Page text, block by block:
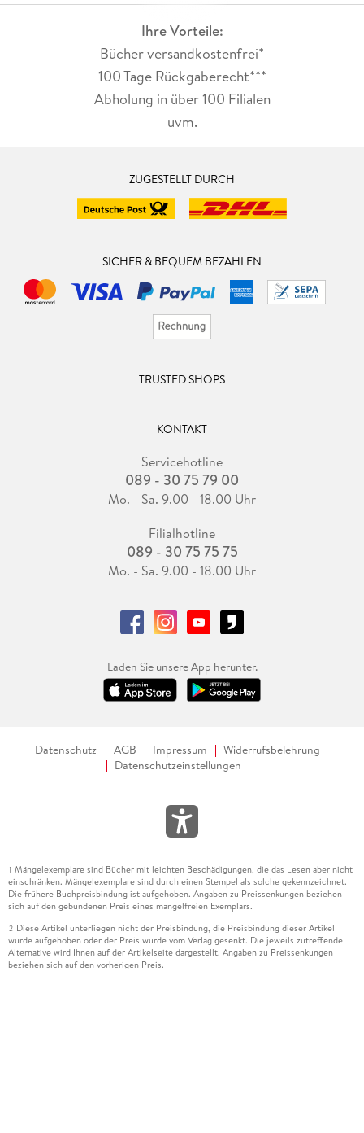
Ihre Vorteile:
Bücher versandkostenfrei*
100 Tage Rückgaberecht***
Abholung in über 100 Filialen
uvm.
ZUGESTELLT DURCH
SICHER & BEQUEM BEZAHLEN
TRUSTED SHOPS
KONTAKT
Servicehotline
089 - 30 75 79 00
Mo. - Sa. 9.00 - 18.00 Uhr
Filialhotline
089 - 30 75 75 75
Mo. - Sa. 9.00 - 18.00 Uhr
Laden Sie unsere App herunter.
Datenschutz AGB Impressum
Widerrufsbelehrung
Datenschutzeinstellungen
1 Mängelexemplare sind Bücher mit leichten Beschädigungen, die das Lesen aber nicht
einschränken. Mängelexemplare sind durch einen Stempel als solche gekennzeichnet.
Die frühere Buchpreisbindung ist aufgehoben. Angaben zu Preissenkungen beziehen
sich auf den gebundenen Preis eines mangelfreien Exemplars.
2 Diese Artikel unterliegen nicht der Preisbindung, die Preisbindung dieser Artikel
wurde aufgehoben oder der Preis wurde vom Verlag gesenkt. Die jeweils zutreffende
Alternative wird Ihnen auf der Artikelseite dargestellt. Angaben zu Preissenkungen
beziehen sich auf den vorherigen Preis.